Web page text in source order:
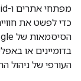
כדי לפשט את
העורפי של ניהול